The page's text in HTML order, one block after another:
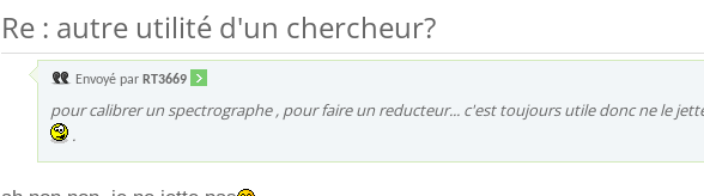
Re : autre utilité d'un chercheur?
Envoyé par RT3669
pour calibrer un spectrographe , pour faire un reducteur... c'est toujours utile donc ne le
.